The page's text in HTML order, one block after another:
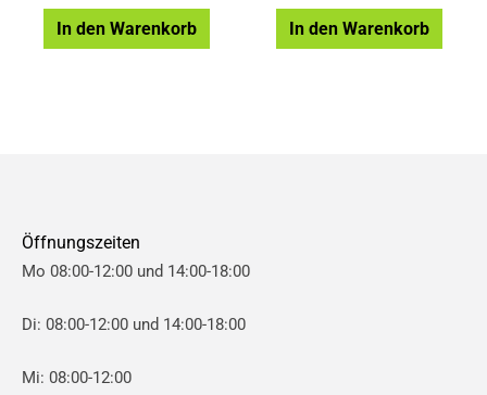
In den Warenkorb In den Warenkorb
Öffnungszeiten
Mo 08:00-12:00 und 14:00-18:00
Di: 08:00-12:00 und 14:00-18:00
Mi: 08:00-12:00